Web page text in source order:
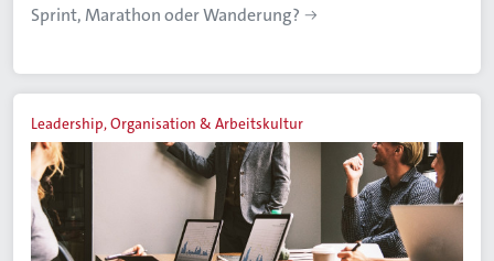
Sprint, Marathon oder Wanderung?
Leadership, Organisation & Arbeitskultur